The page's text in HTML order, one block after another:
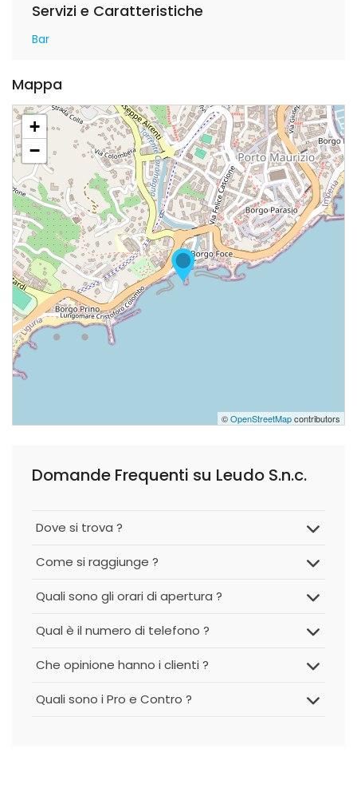
Servizi e Caratteristiche
Bar
Mappa
+
−
©OpenStreetMapcontributors
Domande Frequenti su Leudo S.n.c.
Dove si trova ?
Come si raggiunge ?
Quali sono gli orari di apertura ?
Qual è il numero di telefono ?
Che opinione hanno i clienti ?
Quali sono i Pro e Contro ?